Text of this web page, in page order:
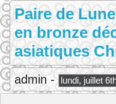
Paire de
en bronze
asiatiques
admin - lundi, juillet